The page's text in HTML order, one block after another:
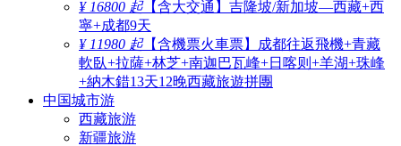
¥ 16800 起【含大交通】吉隆坡/新加坡—西藏+西
寧+成都9天
¥ 11980 起【含機票火車票】成都往返飛機+青藏
軟臥+拉薩+林芝+南迦巴瓦峰+日喀则+羊湖+珠峰
+納木錯13天12晚西藏旅遊拼團
中国城市游
西藏旅游
新疆旅游